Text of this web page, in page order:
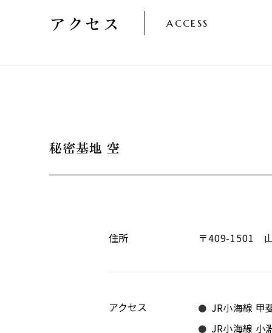
アクセス ACCESS
秘密基地 空
住所 〒409-1501
アクセス
JR小海線
JR小海線 小